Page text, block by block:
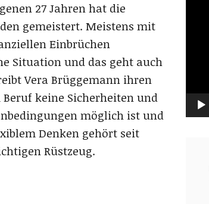
27 Jahren hat die
gemeistert. Meistens mit
Einbrüchen
Situation und das geht auch
Vera Brüggemann ihren
keine Sicherheiten und
möglich ist und
Denken gehört seit
Rüstzeug.